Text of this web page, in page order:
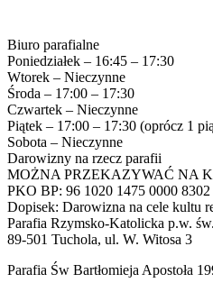
Biuro parafialne
Poniedziałek – 16:45 – 17:30
Wtorek – Nieczynne
Środa – 17:00 – 17:30
Czwartek – Nieczynne
Piątek – 17:00 – 17:30 (oprócz 1
Sobota – Nieczynne
Darowizny na rzecz parafii
MOŻNA PRZEKAZYWAĆ NA
PKO BP: 96 1020 1475 0000
Dopisek: Darowizna na cele kultu
Parafia Rzymsko-Katolicka p.w.
89-501 Tuchola, ul. W. Witosa 3
Parafia Św Bartłomieja Apostoła